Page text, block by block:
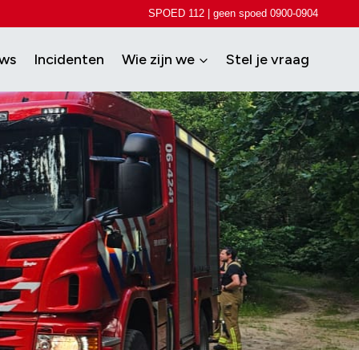
SPOED 112 | geen spoed 0900-0904
Incidenten Wie zijn we Stel je vraag